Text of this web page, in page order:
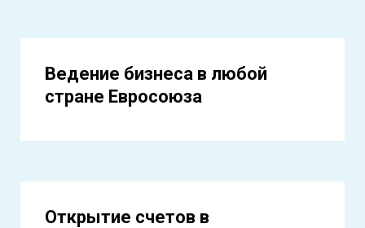
Ведение бизнеса в любой
стране Евросоюза
Открытие счетов в